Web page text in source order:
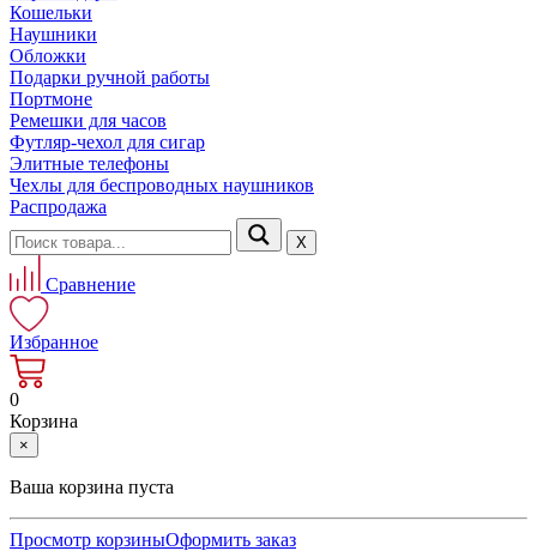
Кошельки
Наушники
Обложки
Подарки ручной работы
Портмоне
Ремешки для часов
Футляр-чехол для сигар
Элитные телефоны
Чехлы для беспроводных наушников
Распродажа
Х
Сравнение
Избранное
0
Корзина
×
Ваша корзина пуста
Просмотр корзиныОформить заказ